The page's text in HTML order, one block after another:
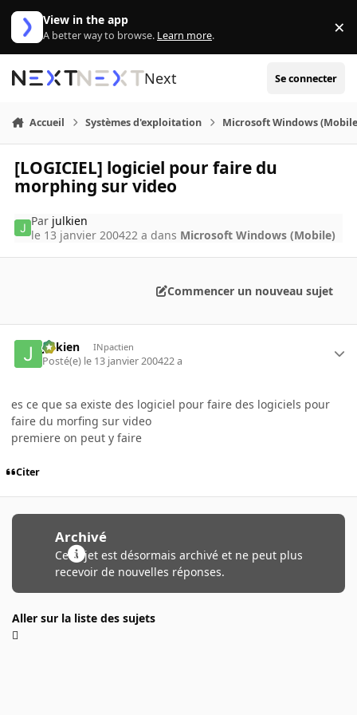
Aller au contenu
View in the app
A better way to browse. Learn more. ×
Next Se connecter
Accueil Systèmes d'exploitation Microsoft Windows
[LOGICIEL] logiciel pour faire du
morphing sur video
Par julkien
le 13 janvier 200422 a dans Microsoft Windows (Mobile)
Commencer un nouveau sujet
julkien INpactien
Posté(e) le 13 janvier 200422 a
es ce que sa existe des logiciel pour faire des logiciels pour
faire du morfing sur video
premiere on peut y faire
Citer
Archivé
Ce sujet est désormais archivé et ne peut plus
recevoir de nouvelles réponses.
Aller sur la liste des sujets